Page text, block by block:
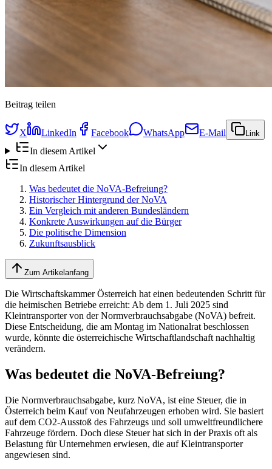
Beitrag teilen
X LinkedIn Facebook WhatsApp E-Mail Link
In diesem Artikel
In diesem Artikel
Was bedeutet die NoVA-Befreiung?
Historischer Hintergrund der NoVA
Ein Vergleich mit anderen Bundesländern
Konkrete Auswirkungen auf die Bürger
Die politische Dimension
Zukunftsausblick
Zum Artikelanfang
Die Wirtschaftskammer Österreich hat einen bedeutenden Schritt für
die heimischen Betriebe erreicht: Ab dem 1. Juli 2025 sind
Kleintransporter von der Normverbrauchsabgabe (NoVA) befreit.
Diese Entscheidung, die am Montag im Nationalrat beschlossen
wurde, könnte die österreichische Wirtschaftlandschaft nachhaltig
verändern.
Was bedeutet die NoVA-Befreiung?
Die Normverbrauchsabgabe, kurz NoVA, ist eine Steuer, die in
Österreich beim Kauf von Neufahrzeugen erhoben wird. Sie basiert
auf dem CO2-Ausstoß des Fahrzeugs und soll umweltfreundlichere
Fahrzeuge fördern. Doch diese Steuer hat sich in der Praxis oft als
Belastung für Unternehmen erwiesen, die auf Kleintransporter
angewiesen sind.